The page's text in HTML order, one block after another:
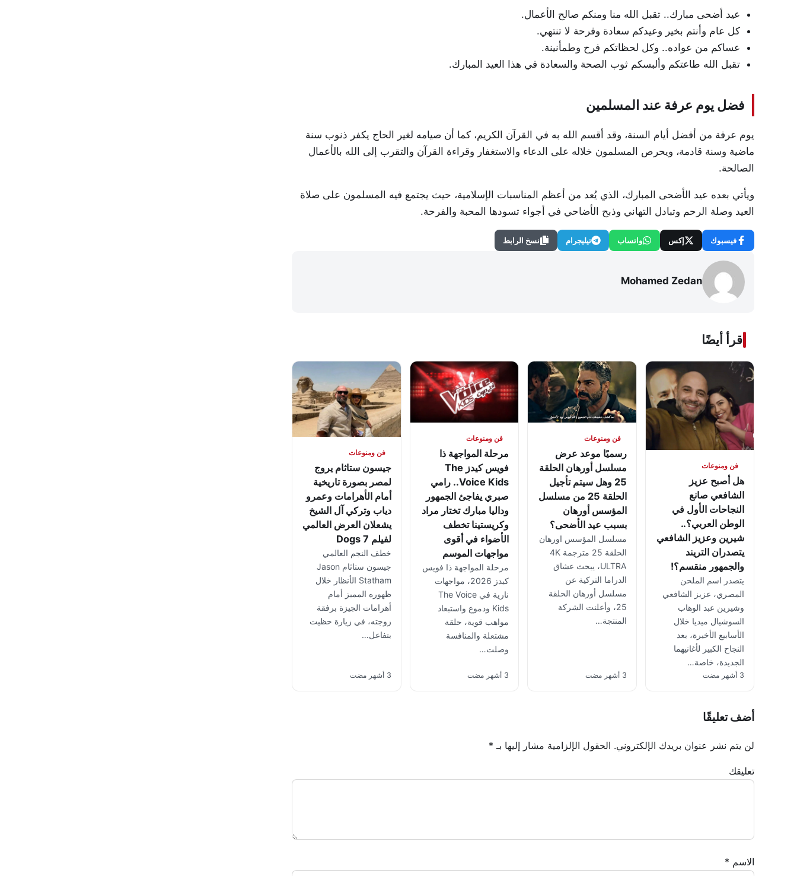
عيد أضحى مبارك.. تقبل الله منا ومنكم صالح الأعمال.
كل عام وأنتم بخير وعيدكم سعادة وفرحة لا تنتهي.
عساكم من عواده.. وكل لحظاتكم فرح وطمأنينة.
تقبل الله طاعتكم وألبسكم ثوب الصحة والسعادة في هذا العيد المبارك.
فضل يوم عرفة عند المسلمين
يوم عرفة من أفضل أيام السنة، وقد أقسم الله به في القرآن الكريم، كما أن صيامه لغير الحاج يكفر ذنوب سنة
ماضية وسنة قادمة، ويحرص المسلمون خلاله على الدعاء والاستغفار وقراءة القرآن والتقرب إلى الله بالأعمال
الصالحة.
ويأتي بعده عيد الأضحى المبارك، الذي يُعد من أعظم المناسبات الإسلامية، حيث يجتمع فيه المسلمون على صلاة
العيد وصلة الرحم وتبادل التهاني وذبح الأضاحي في أجواء تسودها المحبة والفرحة.
فيسبوك إكس واتساب تيليجرام نسخ الرابط
Mohamed Zedan
اقرأ أيضًا
فن ومنوعات
هل أصبح عزيز
الشافعي صانع
النجاحات الأول في
الوطن العربي؟..
شيرين وعزيز الشافعي
يتصدران التريند
والجمهور منقسم؟!
يتصدر اسم الملحن
المصري، عزيز الشافعي
وشيرين عبد الوهاب
السوشيال ميديا خلال
الأسابيع الأخيرة، بعد
النجاح الكبير لأغانيهما
الجديدة، خاصة…
3 أشهر مضت
فن ومنوعات
رسميًا موعد عرض
مسلسل أورهان الحلقة
25 وهل سيتم تأجيل
الحلقة 25 من مسلسل
المؤسس أورهان
بسبب عيد الأضحى؟
مسلسل المؤسس اورهان
الحلقة 25 مترجمة 4K
ULTRA، يبحث عشاق
الدراما التركية عن
مسلسل أورهان الحلقة
25، وأعلنت الشركة
المنتجة…
3 أشهر مضت
فن ومنوعات
مرحلة المواجهة ذا
فويس كيدز The
Voice Kids.. رامي
صبري يفاجئ الجمهور
وداليا مبارك تختار مراد
وكريستينا تخطف
الأضواء في أقوى
مواجهات الموسم
مرحلة المواجهة ذا فويس
كيدز 2026، مواجهات
نارية في The Voice
Kids ودموع واستبعاد
مواهب قوية، حلقة
مشتعلة والمنافسة
وصلت…
3 أشهر مضت
فن ومنوعات
جيسون ستاثام يروج
لمصر بصورة تاريخية
أمام الأهرامات وعمرو
دياب وتركي آل الشيخ
يشعلان العرض العالمي
لفيلم 7 Dogs
خطف النجم العالمي
جيسون ستاثام Jason
Statham الأنظار خلال
ظهوره المميز أمام
أهرامات الجيزة برفقة
زوجته، في زيارة حظيت
بتفاعل…
3 أشهر مضت
أضف تعليقًا
لن يتم نشر عنوان بريدك الإلكتروني. الحقول الإلزامية مشار إليها بـ *
تعليقك
الاسم *